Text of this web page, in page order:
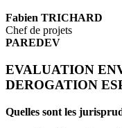
Fabien TRICHARD
Chef de projets
PAREDEV
EVALUATION
DEROGATION
Quelles sont les